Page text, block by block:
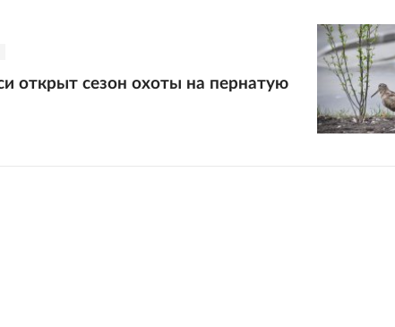
открыт сезон охоты на пернатую